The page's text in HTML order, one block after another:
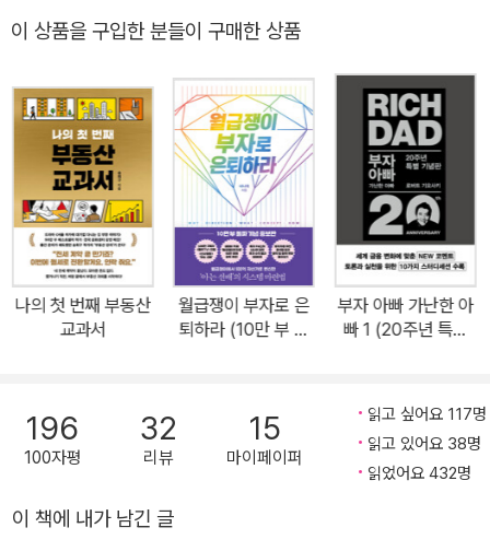
가 나타났다! 부동산 투자계 재야의 고수인 너바나는 현재 30대 후반
의 평범한 직장인이지만, 종잣돈 1,500만 원으로 투자 전선에 뛰어들
어 아내보다 많은 월급을 벌어오는 맞벌이 상대, 부동산 41채를 마련
했다. 그는 월급만으로는 노후가 보장되지 않는 시대에 어떻게 급여
외 소득을 창출하는 시스템을 마련할 수 있는지 이 책에서 전격 공개
한다! 종잣돈 1,500만 원을 시작으로 41채 부동산을 갖기까지 “나도
평범한 월급쟁이였다!” 가난한 집에서 태어나 과외 한번 받지 못하고,
부유한 친구들이 어학연수를 떠나는 방학엔 막노동을 뛰며 학비를 마
련했다. 취업만 하면 경제적 자유를 누릴 수 있을 거라 생각했지만 허
름한 빌라 꼭대기 층의 신혼집을 마련하는 데도 엄청난 대출이 필요
저자, 너바나(필명)의 과거 고백이다. 이 이야기가 낯설지 않다면 당
신도 평범한 월급쟁이일 것이다. 다만 평범한 월급쟁이에 지나지 않
너스를 받는, 그래서 급여보다 많은 월세를 받으며 즐겁게 직장생활
이 상품을 구입한 분들이 구매한 상품
나의 첫 번째 부동산
교과서
월급쟁이 부자로 은
퇴하라 (10만 부 돌
부자 아빠 가난한 아
빠 1 (20주년 특별
196
100자평
32
리뷰
15
마이페이퍼
읽고 싶어요 117명
읽고 있어요 38명
읽었어요 432명
이 책에 내가 남긴 글